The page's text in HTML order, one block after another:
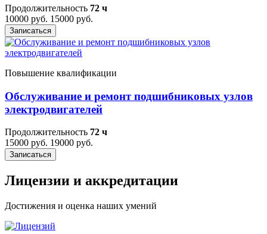
Продолжительность 72 ч
10000 руб. 15000 руб.
Записаться
Повышение квалификации
Обслуживание и ремонт подшибниковых узлов
электродвигателей
Продолжительность 72 ч
15000 руб. 19000 руб.
Записаться
Лицензии и аккредитации
Достижения и оценка наших умений